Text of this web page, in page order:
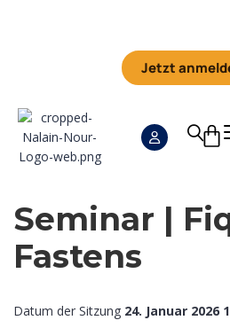
Jetzt
Seminar |
Fastens
Datum der Sitzung 24. Januar 2026